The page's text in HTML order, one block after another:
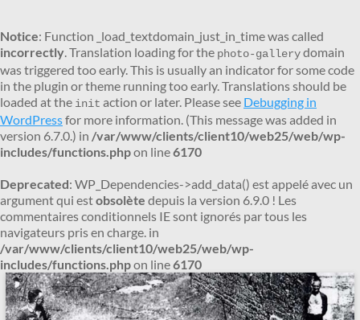
Notice: Function _load_textdomain_just_in_time was called
incorrectly. Translation loading for the photo-gallerydomain
was triggered too early. This is usually an indicator for some code
in the plugin or theme running too early. Translations should be
loaded at the init action or later. Please see Debugging in
WordPressfor more information. (This message was added in
version 6.7.0.) in /var/www/clients/client10/web25/web/wp-
includes/functions.phpon line6170
Deprecated: WP_Dependencies->add_data() est appelé avec un
argument qui estobsolète depuis la version 6.9.0 ! Les
commentaires conditionnels IE sont ignorés par tous les
navigateurs pris en charge. in
/var/www/clients/client10/web25/web/wp-
includes/functions.phpon line6170
Aller
au
contenu